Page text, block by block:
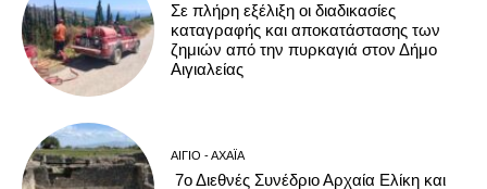
Σε πλήρη εξέλιξη οι διαδικασίες
καταγραφής και αποκατάστασης των
ζημιών από την πυρκαγιά στον Δήμο
Αιγιαλείας
ΑΊΓΙΟ - ΑΧΑΪ́Α
7ο Διεθνές Συνέδριο Αρχαία Ελίκη και